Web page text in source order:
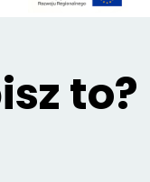
to?